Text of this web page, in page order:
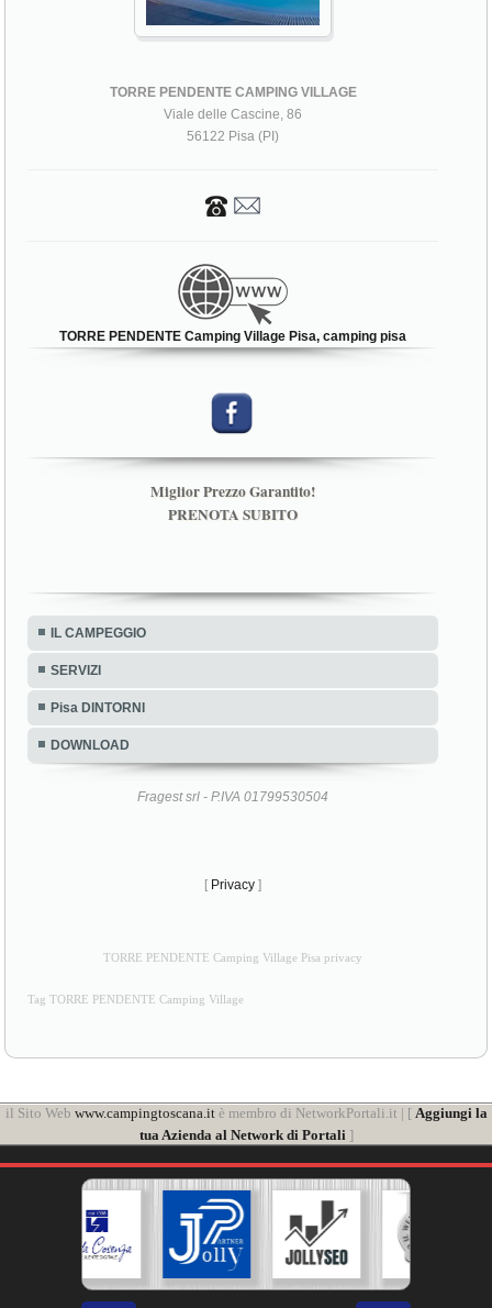
TORRE PENDENTE CAMPING VILLAGE
Viale delle Cascine, 86
56122 Pisa (PI)
TORRE PENDENTE Camping Village Pisa, camping pisa
Miglior Prezzo Garantito!
PRENOTA SUBITO
IL CAMPEGGIO
SERVIZI
Pisa DINTORNI
DOWNLOAD
Fragest srl - P.IVA 01799530504
[ Privacy ]
TORRE PENDENTE Camping Village Pisa privacy
Tag TORRE PENDENTE Camping Village
il Sito Web www.campingtoscana.itè membro di NetworkPortali.it | [ Aggiungi la
tua Azienda al Network di Portali ]